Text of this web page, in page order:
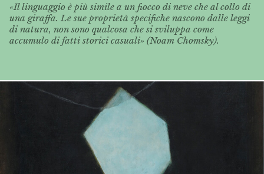
«Il linguaggio è più simile a un fiocco di neve che al collo di
una giraffa. Le sue proprietà specifiche nascono dalle leggi
di natura, non sono qualcosa che si sviluppa come
accumulo di fatti storici casuali» (Noam Chomsky).